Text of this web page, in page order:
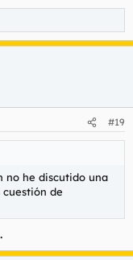
#19
no he discutido una
de